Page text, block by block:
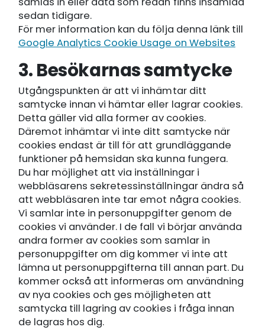
sedan tidigare.
För mer information kan du följa denna länk till
Google Analytics Cookie Usage on Websites
3. Besökarnas samtycke
Utgångspunkten är att vi inhämtar ditt
samtycke innan vi hämtar eller lagrar cookies.
Detta gäller vid alla former av cookies.
Däremot inhämtar vi inte ditt samtycke när
cookies endast är till för att grundläggande
funktioner på hemsidan ska kunna fungera.
Du har möjlighet att via inställningar i
webbläsarens sekretessinställningar ändra så
att webbläsaren inte tar emot några cookies.
Vi samlar inte in personuppgifter genom de
cookies vi använder. I de fall vi börjar använda
andra former av cookies som samlar in
personuppgifter om dig kommer vi inte att
lämna ut personuppgifterna till annan part. Du
kommer också att informeras om användning
av nya cookies och ges möjligheten att
samtycka till lagring av cookies i fråga innan
de lagras hos dig.